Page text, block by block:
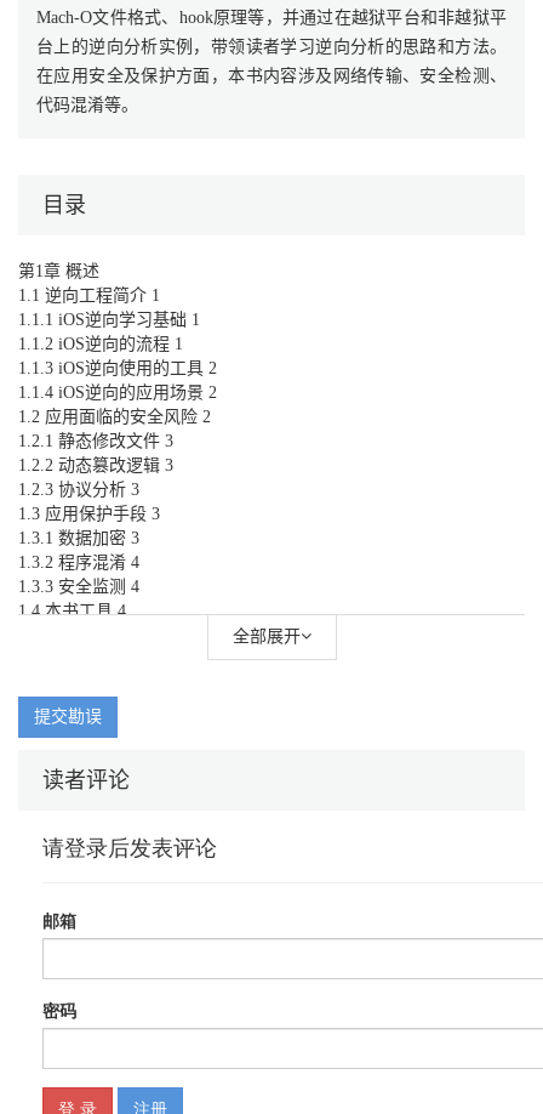
Mach-O文件格式、hook原理等，并通过在越狱平台和非越狱平
台上的逆向分析实例，带领读者学习逆向分析的思路和方法。
在应用安全及保护方面，本书内容涉及网络传输、安全检测、
代码混淆等。
目录
第1章 概述
1.1 逆向工程简介 1
1.1.1 iOS逆向学习基础 1
1.1.2 iOS逆向的流程 1
1.1.3 iOS逆向使用的工具 2
1.1.4 iOS逆向的应用场景 2
1.2 应用面临的安全风险 2
1.2.1 静态修改文件 3
1.2.2 动态篡改逻辑 3
1.2.3 协议分析 3
1.3 应用保护手段 3
1.3.1 数据加密 3
1.3.2 程序混淆 4
1.3.3 安全监测 4
1.4 本书工具 4
2.2 Cydia 6
2.3.2 配置dropbear 10
2.3.5 通过USB登录 13
2.4.1 文件目录 15
2.4.2 文件权限 17
2.5 Cydia Substrate 18
2.5.2 MobileLoader 19
2.5.3 Safe mode 20
全部展开
提交勘误
读者评论